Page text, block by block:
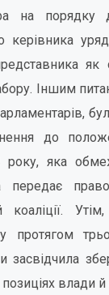
на порядку
керівника
як
Іншим
до
яка
передає
коаліції.
протягом
засвідчила
влади й